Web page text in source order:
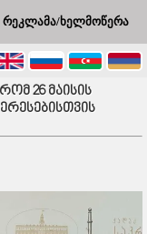
რეკლამა/ხელმოწერა
26 მაისის